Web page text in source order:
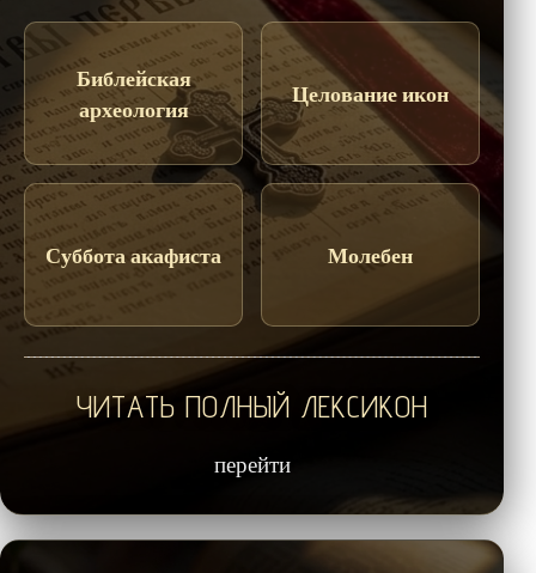
Библейская
археология
Целование икон
Суббота акафиста Молебен
ЧИТАТЬ ПОЛНЫЙ ЛЕКСИКОН
перейти